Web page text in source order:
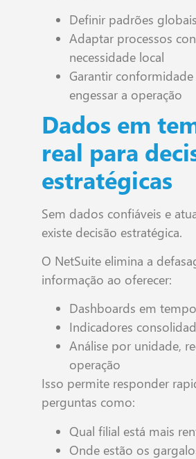
Definir padrões globais
Adaptar processos
necessidade local
Garantir conformidade
engessar a operação
Dados em
real para
estratégicas
Sem dados confiáveis e
existe decisão estratégica.
O NetSuite elimina a
informação ao oferecer:
Dashboards em
Indicadores
Análise por unidade,
operação
Isso permite responder
perguntas como:
Qual filial está mais
Onde estão os